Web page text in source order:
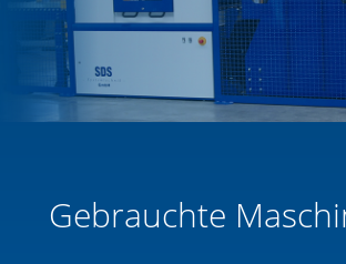
Gebrauchte